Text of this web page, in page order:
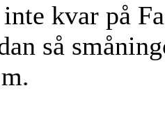
kvar på
så